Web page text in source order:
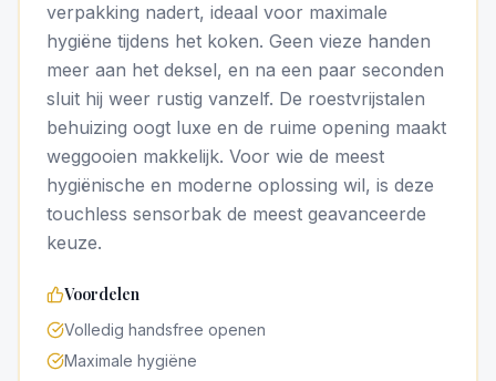
verpakking nadert, ideaal voor maximale
hygiëne tijdens het koken. Geen vieze handen
meer aan het deksel, en na een paar seconden
sluit hij weer rustig vanzelf. De roestvrijstalen
behuizing oogt luxe en de ruime opening maakt
weggooien makkelijk. Voor wie de meest
hygiënische en moderne oplossing wil, is deze
touchless sensorbak de meest geavanceerde
keuze.
Voordelen
Volledig handsfree openen
Maximale hygiëne